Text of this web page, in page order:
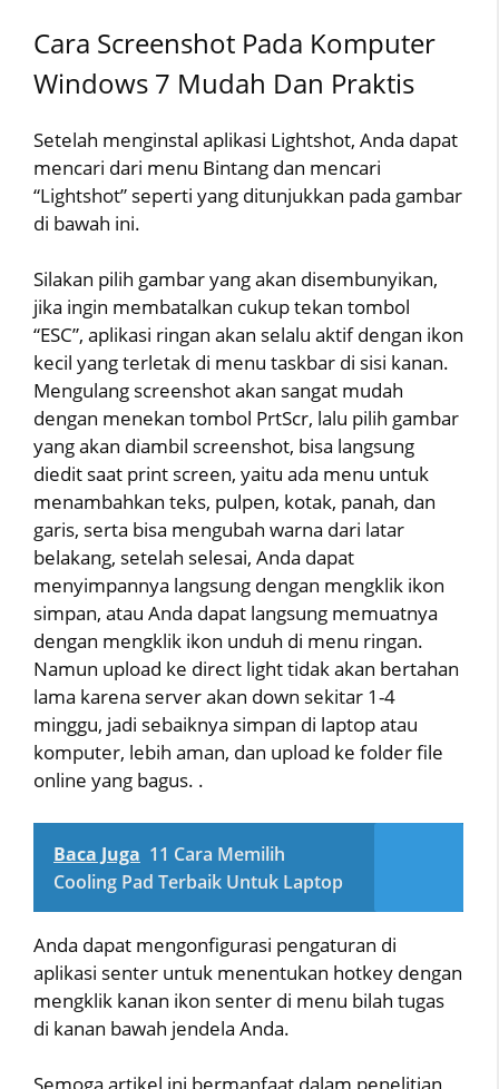
Cara Screenshot Pada Komputer
Windows 7 Mudah Dan Praktis
Setelah menginstal aplikasi Lightshot, Anda dapat
mencari dari menu Bintang dan mencari
“Lightshot” seperti yang ditunjukkan pada gambar
di bawah ini.
Silakan pilih gambar yang akan disembunyikan,
jika ingin membatalkan cukup tekan tombol
“ESC”, aplikasi ringan akan selalu aktif dengan ikon
kecil yang terletak di menu taskbar di sisi kanan.
Mengulang screenshot akan sangat mudah
dengan menekan tombol PrtScr, lalu pilih gambar
yang akan diambil screenshot, bisa langsung
diedit saat print screen, yaitu ada menu untuk
menambahkan teks, pulpen, kotak, panah, dan
garis, serta bisa mengubah warna dari latar
belakang, setelah selesai, Anda dapat
menyimpannya langsung dengan mengklik ikon
simpan, atau Anda dapat langsung memuatnya
dengan mengklik ikon unduh di menu ringan.
Namun upload ke direct light tidak akan bertahan
lama karena server akan down sekitar 1-4
minggu, jadi sebaiknya simpan di laptop atau
komputer, lebih aman, dan upload ke folder file
online yang bagus. .
Baca Juga 11 Cara Memilih
Cooling Pad Terbaik Untuk Laptop
Anda dapat mengonfigurasi pengaturan di
aplikasi senter untuk menentukan hotkey dengan
mengklik kanan ikon senter di menu bilah tugas
di kanan bawah jendela Anda.